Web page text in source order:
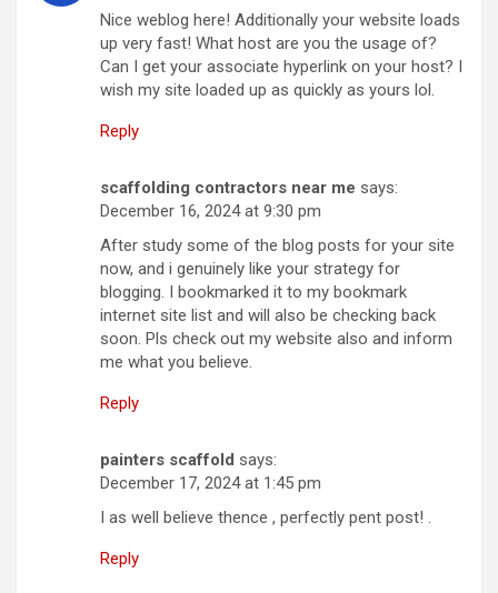
Nice weblog here! Additionally your website loads
up very fast! What host are you the usage of?
Can I get your associate hyperlink on your host? I
wish my site loaded up as quickly as yours lol.
Reply
scaffolding contractors near me says:
December 16, 2024 at 9:30 pm
After study some of the blog posts for your site
now, and i genuinely like your strategy for
blogging. I bookmarked it to my bookmark
internet site list and will also be checking back
soon. Pls check out my website also and inform
me what you believe.
Reply
painters scaffold says:
December 17, 2024 at 1:45 pm
I as well believe thence , perfectly pent post! .
Reply